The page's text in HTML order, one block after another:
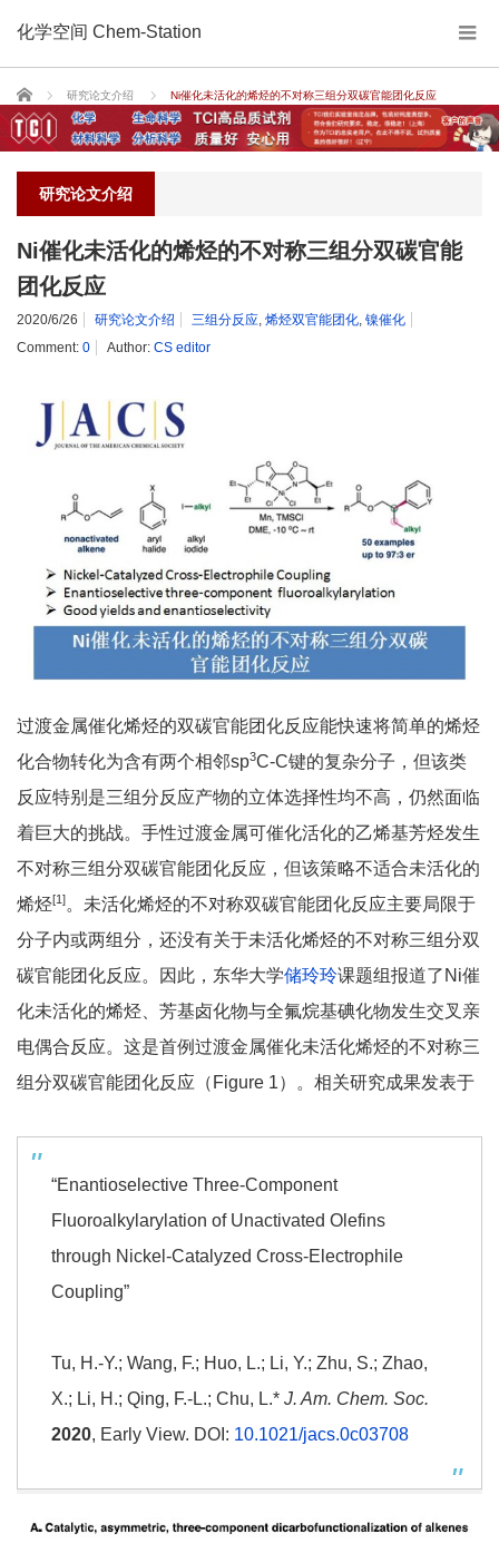
化学空间 Chem-Station
Home 研究论文介绍 Ni催化未活化的烯烃的不对称三组分双碳官能团化反应
研究论文介绍
Ni催化未活化的烯烃的不对称三组分双碳官能
团化反应
2020/6/26 研究论文介绍 三组分反应 烯烃双官能团化 镍催化
Comment: 0 Author: CS editor
过渡金属催化烯烃的双碳官能团化反应能快速将简单的烯烃
化合物转化为含有两个相邻sp3C-C键的复杂分子，但该类
反应特别是三组分反应产物的立体选择性均不高，仍然面临
着巨大的挑战。手性过渡金属可催化活化的乙烯基芳烃发生
不对称三组分双碳官能团化反应，但该策略不适合未活化的
烯烃[1]。未活化烯烃的不对称双碳官能团化反应主要局限于
分子内或两组分，还没有关于未活化烯烃的不对称三组分双
碳官能团化反应。因此，东华大学储玲玲课题组报道了Ni催
化未活化的烯烃、芳基卤化物与全氟烷基碘化物发生交叉亲
电偶合反应。这是首例过渡金属催化未活化烯烃的不对称三
组分双碳官能团化反应（Figure 1）。相关研究成果发表于
“Enantioselective Three-Component
Fluoroalkylarylation of Unactivated Olefins
through Nickel-Catalyzed Cross-Electrophile
Coupling”
Tu, H.-Y.; Wang, F.; Huo, L.; Li, Y.; Zhu, S.; Zhao,
X.; Li, H.; Qing, F.-L.; Chu, L.* J. Am. Chem. Soc.
2020, Early View. DOI: 10.1021/jacs.0c03708